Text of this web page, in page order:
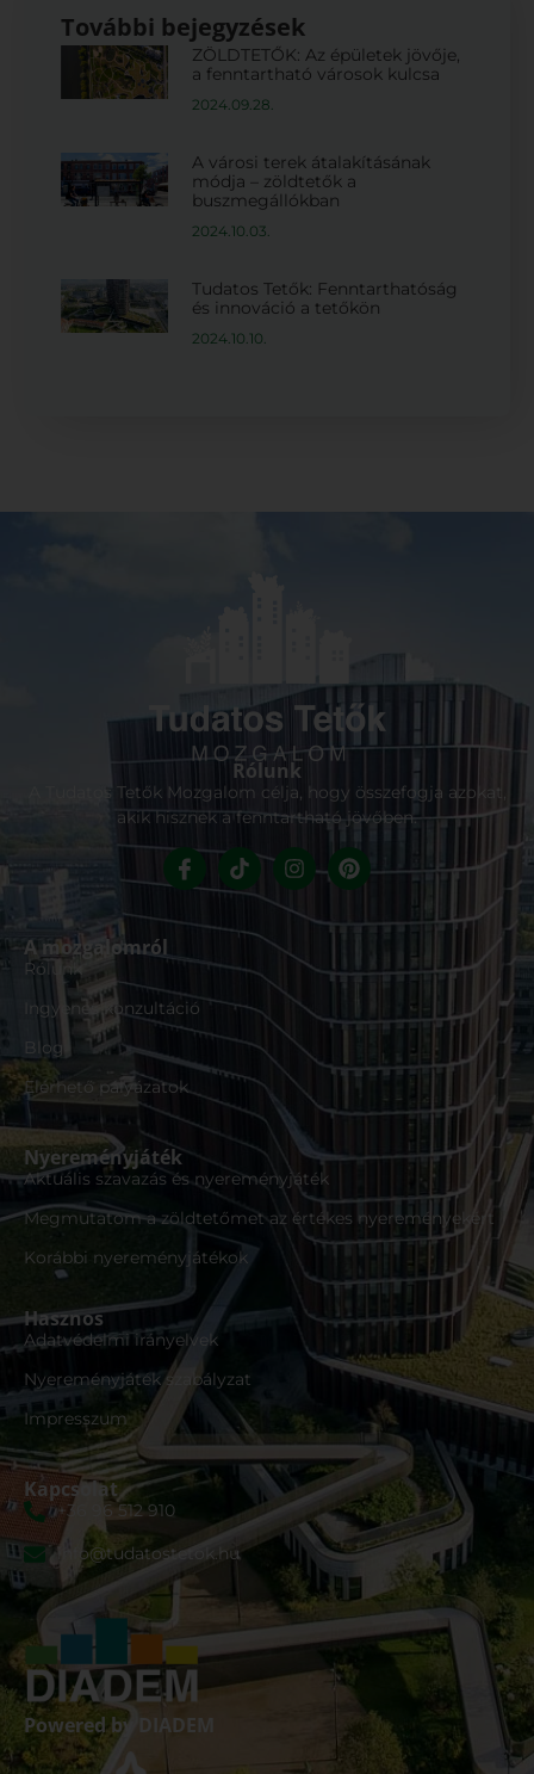
További bejegyzések
ZÖLDTETŐK: Az épületek jövője,
a fenntartható városok kulcsa
2024.09.28.
A városi terek átalakításának
módja – zöldtetők a
buszmegállókban
2024.10.03.
Tudatos Tetők: Fenntarthatóság
és innováció a tetőkön
2024.10.10.
Rólunk
A Tudatos Tetők Mozgalom célja, hogy összefogja azokat,
akik hisznek a fenntartható jövőben.
A mozgalomról
Rólunk
Ingyenes konzultáció
Blog
Elérhető pályázatok
Nyereményjáték
Aktuális szavazás és nyereményjáték
Megmutatom a zöldtetőmet az értékes nyereményekért
Korábbi nyereményjátékok
Hasznos
Adatvédelmi irányelvek
Nyereményjáték szabályzat
Impresszum
Kapcsolat
+36 96 512 910
info@tudatostetok.hu
Powered by DIADEM